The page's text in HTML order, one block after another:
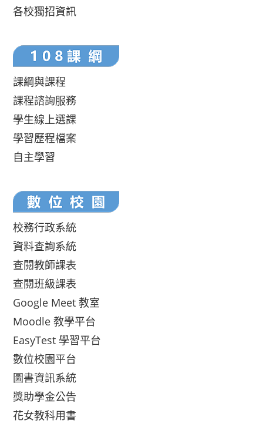
各校獨招資訊
課綱與課程
課程諮詢服務
學生線上選課
學習歷程檔案
自主學習
校務行政系統
資料查詢系統
查閱教師課表
查閱班級課表
Google Meet 教室
Moodle 教學平台
EasyTest 學習平台
數位校園平台
圖書資訊系統
獎助學金公告
花女教科用書